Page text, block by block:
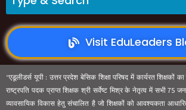
Visit EduLeaders
“एडूलीडर्स यूपी : उत्तर प्रदेश बेसिक शिक्षा परिषद में कार्यरत शिक्षकों
राष्ट्रपति पदक प्राप्त शिक्षक श्री सर्वेष्ट मिश्र के नेतृत्व में सभी 75
व्यावसायिक विकास हेतु संचालित है जो शिक्षकों को आवश्यकता